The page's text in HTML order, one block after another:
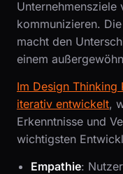
kommunizieren.
macht den
einem
Im Design
iterativ entwickelt,
Erkenntnisse und
wichtigsten
Empathie: